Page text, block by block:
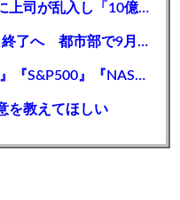
【マジかよ】取引先との接待に上司が乱入し「10億の案件俺がもらったw残念だったな負け犬w」→取引先社長「誰だね君は…」既に契約成立していて…
KDDI、楽天への回線貸し出し終了へ 都市部で9月末に
【悲報】NISA民、『オルカン』『S&P500』『NASDAQ100』しか買わない
を教えてほしい